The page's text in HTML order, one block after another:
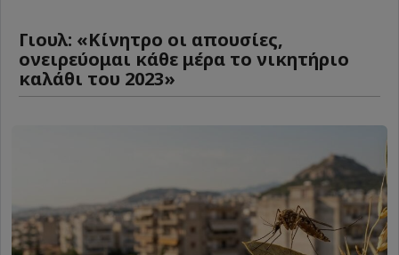
Γιουλ: «Κίνητρο οι απουσίες,
ονειρεύομαι κάθε μέρα το νικητήριο
καλάθι του 2023»